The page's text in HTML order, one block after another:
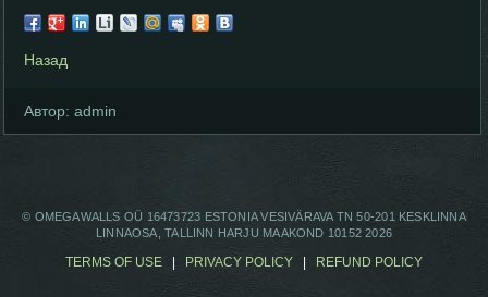
Назад
Автор: admin
© OMEGAWALLS OÜ 16473723 ESTONIA VESIVÄRAVA TN 50-201 KESKLINNA
LINNAOSA, TALLINN HARJU MAAKOND 10152 2026
TERMS OF USE PRIVACY POLICY REFUND POLICY